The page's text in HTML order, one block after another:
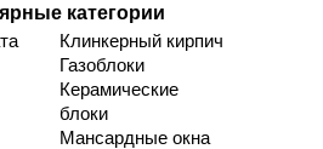
категории
Клинкерный кирпич
Газоблоки
Керамические
блоки
Мансардные окна